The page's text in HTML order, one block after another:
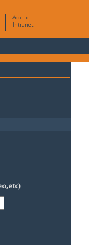
|
Acceso
Intranet